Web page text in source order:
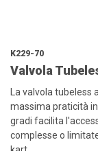
K229-70
Valvola
La valvola
massima praticità
gradi facilita
complesse o